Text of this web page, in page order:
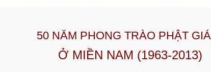
50 NĂM PHONG TRÀO PHẬT
Ở MIỀN NAM (1963-2013)